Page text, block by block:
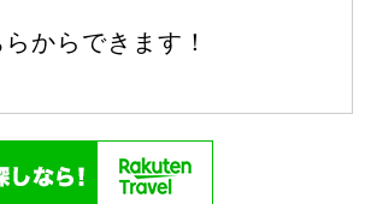
からできます！